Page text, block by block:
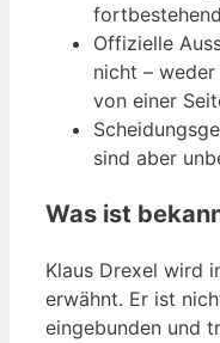
Offizielle
nicht –
von einer
sind aber
Was ist
Klaus Drexel wird
erwähnt. Er ist
eingebunden und